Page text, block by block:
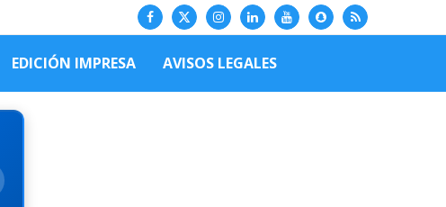
EDICIÓN IMPRESA AVISOS LEGALES